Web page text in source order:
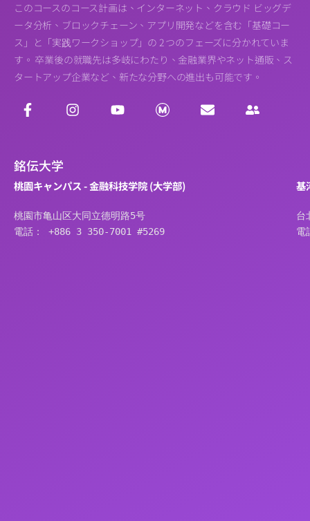
このコースのコース計画は、インターネット、クラウド ビッグデ
ータ分析、ブロックチェーン、アプリ開発などを含む「基礎コー
ス」と「実践ワークショップ」の 2 つのフェーズに分かれていま
す。 卒業後の就職先は多岐にわたり、金融業界やネット通販、ス
タートアップ企業など、新たな分野への進出も可能です。
銘伝大学
桃園キャンパス - 金融科技学院 (大学部)
桃園市亀山区大同立德明路5号
電話： +886 3 350-7001 #5269
基
台
電